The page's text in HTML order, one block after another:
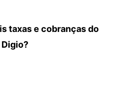
taxas e cobranças do